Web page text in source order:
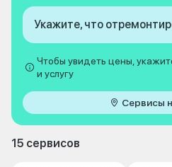
Укажите, что
Чтобы увидеть цены,
и услугу
Сервисы
15 сервисов